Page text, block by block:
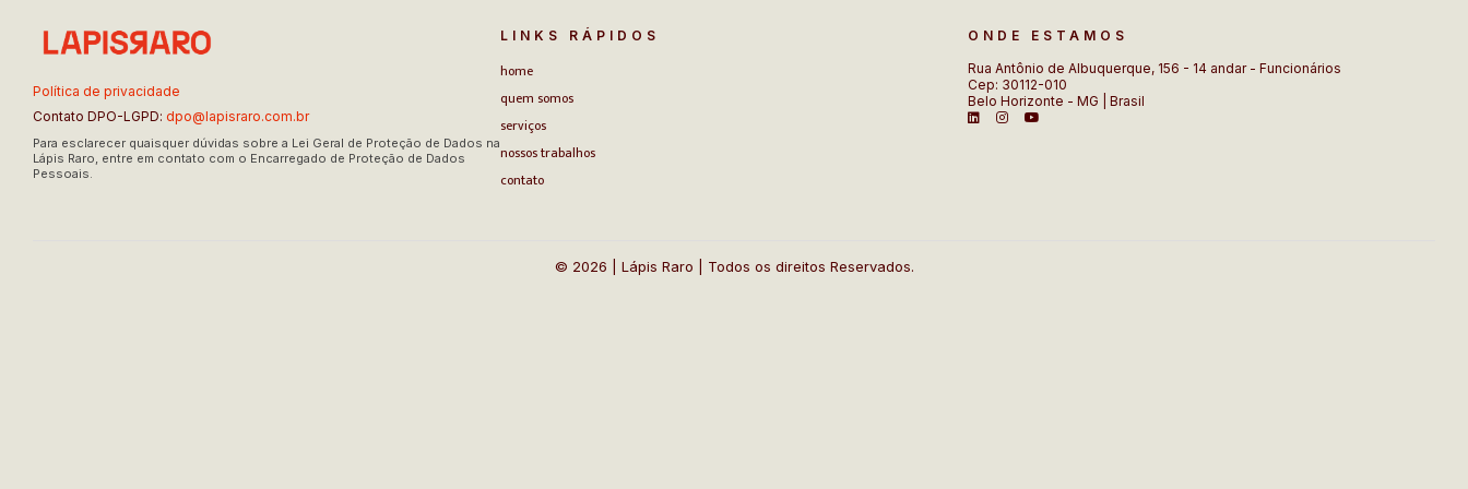
Política de privacidade
Contato DPO-LGPD: dpo@lapisraro.com.br
Para esclarecer quaisquer dúvidas sobre a Lei Geral de Proteção de Dados na
Lápis Raro, entre em contato com o Encarregado de Proteção de Dados
Pessoais.
LINKS RÁPIDOS
home
quem somos
serviços
nossos trabalhos
contato
ONDE ESTAMOS
Rua Antônio de Albuquerque, 156 - 14 andar - Funcionários
Cep: 30112-010
Belo Horizonte - MG | Brasil
© 2026 | Lápis Raro | Todos os direitos Reservados.